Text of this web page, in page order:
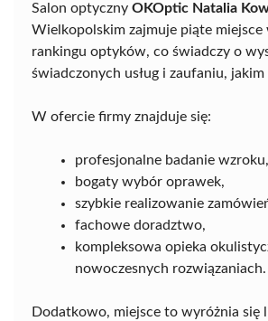
Salon optyczny OKOptic Natalia
Wielkopolskim zajmuje piąte miejsce
rankingu optyków, co świadczy o
świadczonych usług i zaufaniu,
W ofercie firmy znajduje się:
profesjonalne badanie wzroku,
bogaty wybór oprawek,
szybkie realizowanie
fachowe doradztwo,
kompleksowa opieka
nowoczesnych rozwiązaniach.
Dodatkowo, miejsce to wyróżnia się